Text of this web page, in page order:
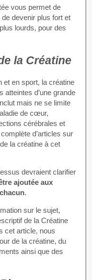
vous permet de
devenir plus fort et
lourds, pour des
la Créatine
et en sport, la créatine
atteintes d’une grande
mais ne se limite
de cœur,
cérébrales et
d’articles sur
la créatine à cet
devraient clarifier
ajoutée aux
.
sur le sujet,
de la Créatine
cet article, nous
de la créatine, du
ainsi que des